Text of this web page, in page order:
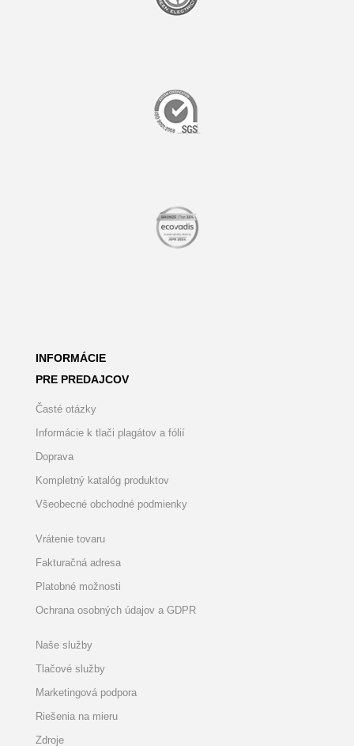
INFORMÁCIE
PRE PREDAJCOV
Časté otázky
Informácie k tlači plagátov a fólií
Doprava
Kompletný katalóg produktov
Všeobecné obchodné podmienky
Vrátenie tovaru
Fakturačná adresa
Platobné možnosti
Ochrana osobných údajov a GDPR
Naše služby
Tlačové služby
Marketingová podpora
Riešenia na mieru
Zdroje